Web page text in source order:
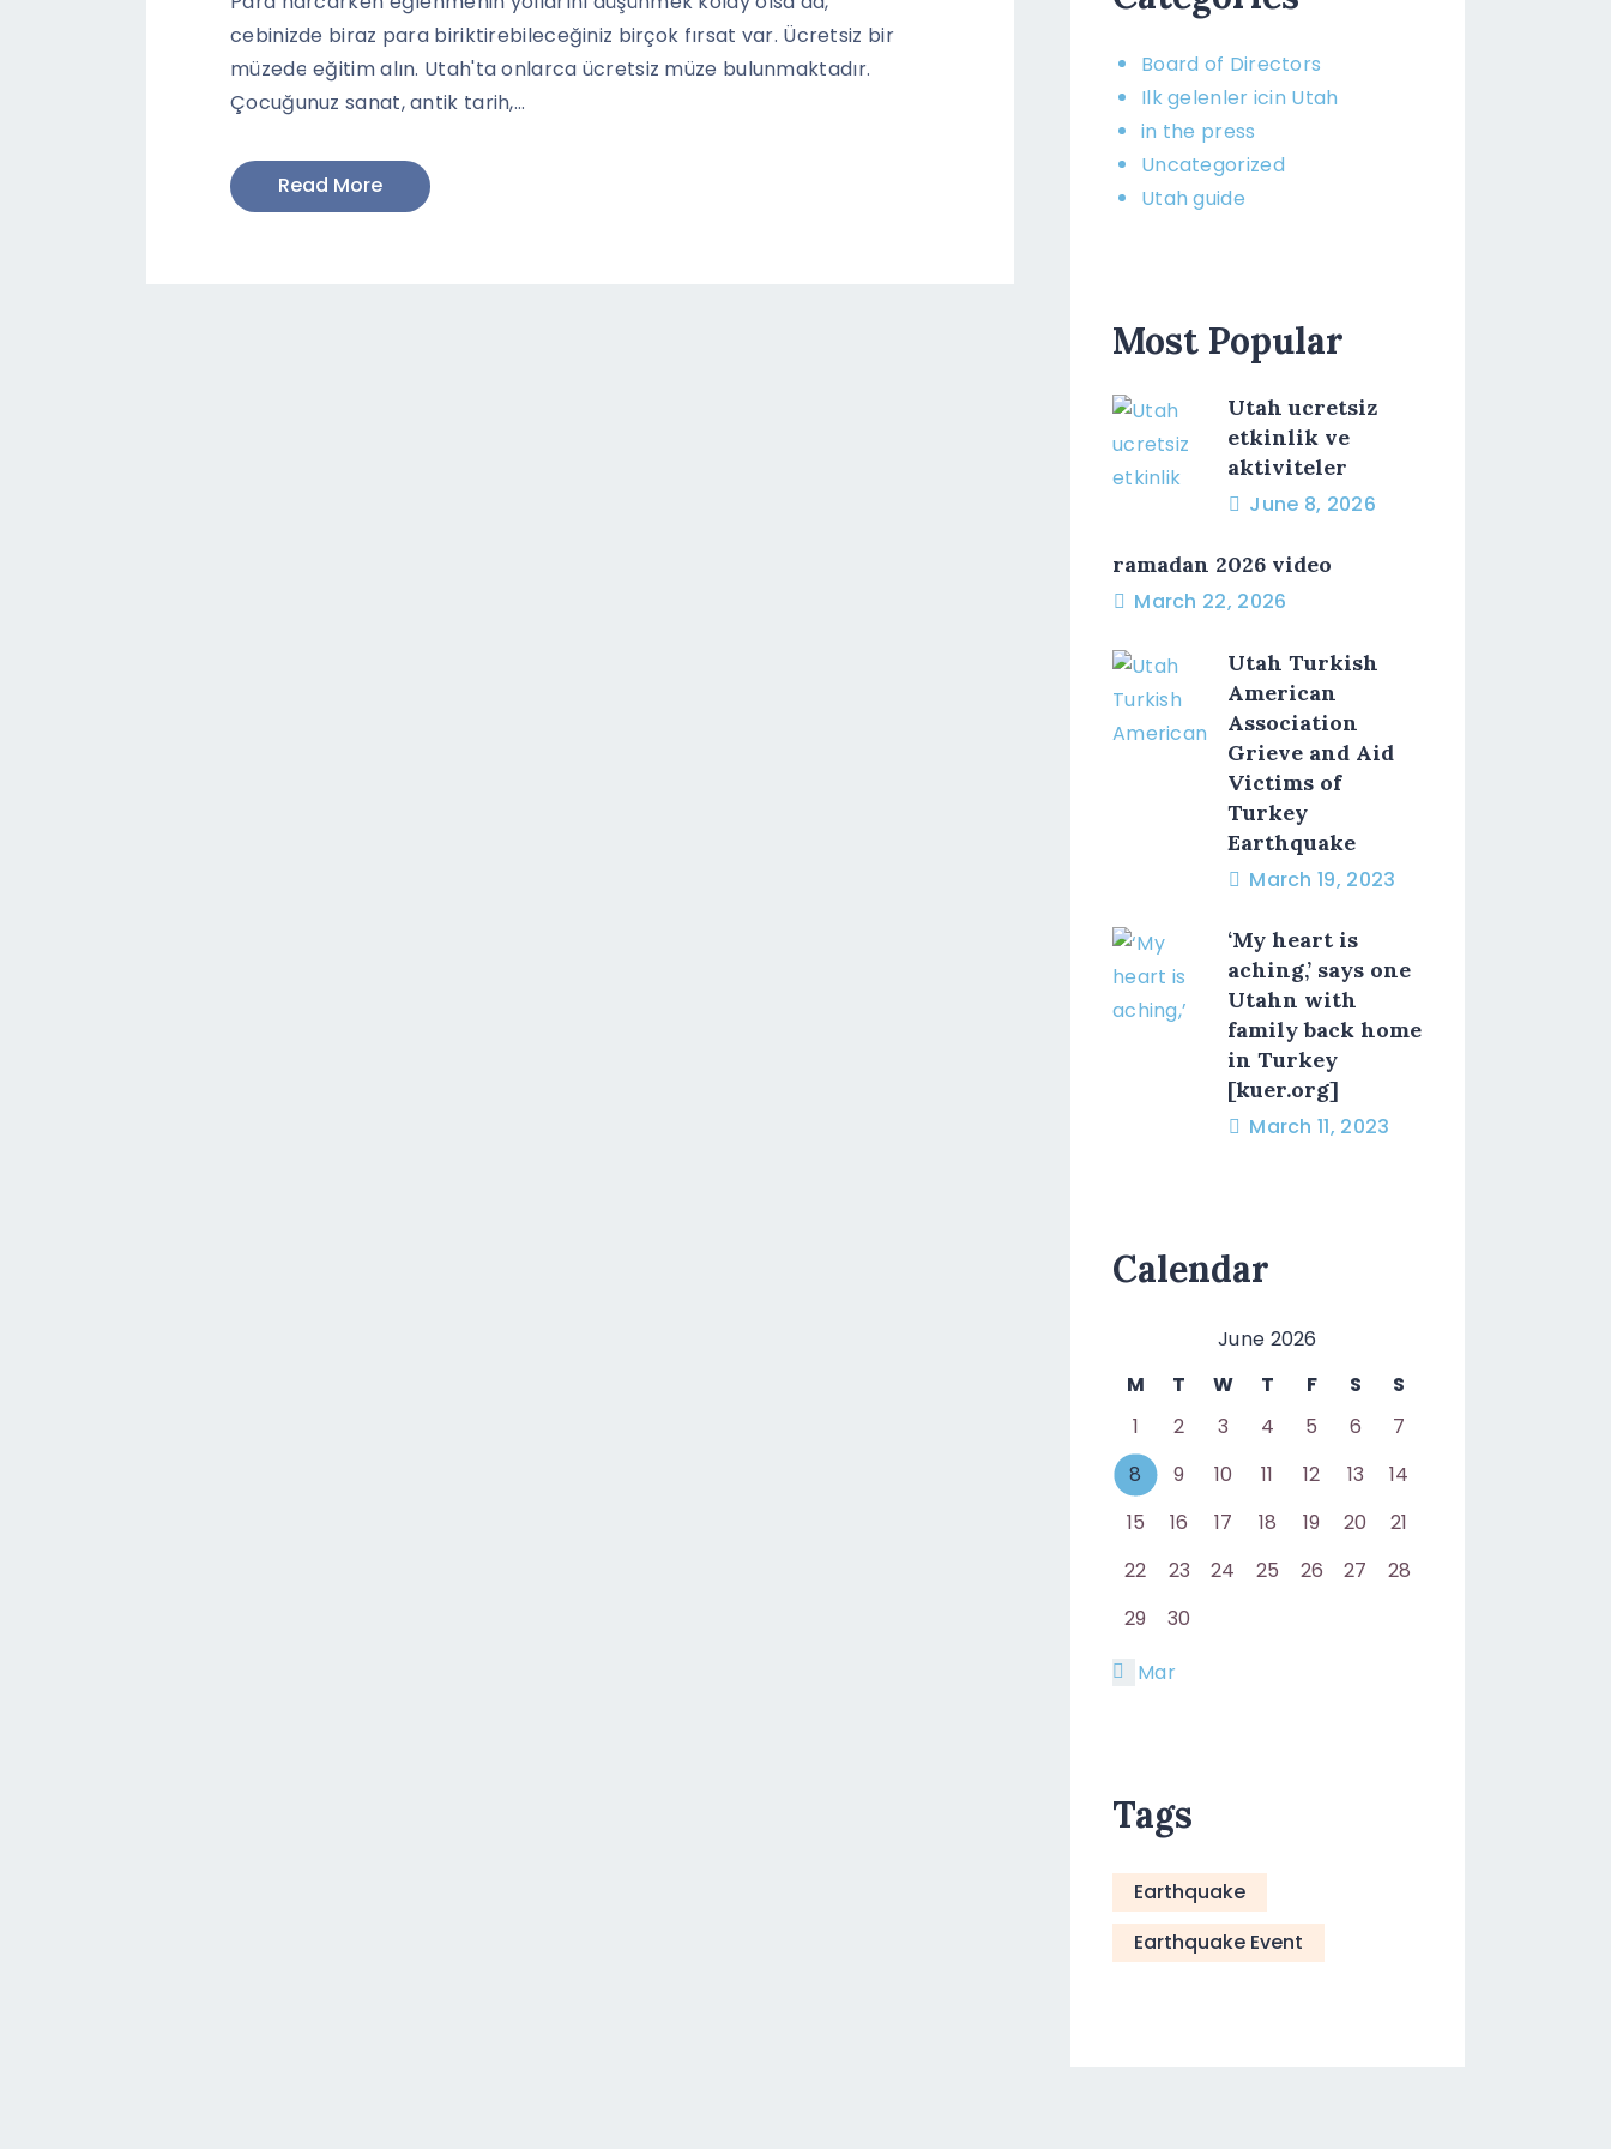
cebinizde biraz para biriktirebileceğiniz birçok fırsat var. Ücretsiz bir
müzede eğitim alın. Utah'ta onlarca ücretsiz müze bulunmaktadır.
Çocuğunuz sanat, antik tarih,…
Read More
Board of Directors​
Ilk gelenler icin Utah
in the press
Uncategorized
Utah guide
Most Popular
Utah ucretsiz
etkinlik ve
aktiviteler
June 8, 2026
ramadan 2026 video
March 22, 2026
Utah Turkish
American
Association
Grieve and Aid
Victims of
Turkey
Earthquake
March 19, 2023
‘My heart is
aching,’ says one
Utahn with
family back home
in Turkey
[kuer.org]
March 11, 2023
Calendar
June 2026
M
T W T F S
S
1
2 3 4 5 6
7
8
9 10 11 12 13
14
15
16 17 18 19 20
21
22
23 24 25 26 27
28
29
30
« Mar
Tags
Earthquake
Earthquake Event